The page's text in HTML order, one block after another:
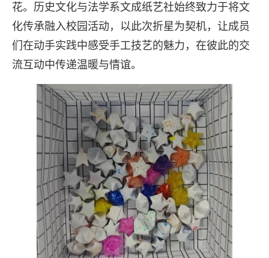
花。历史文化与法学系文成纸艺社始终致力于将文
化传承融入校园活动，以此次折星为契机，让成员
们在动手实践中感受手工技艺的魅力，在彼此的交
流互动中传递温暖与情谊。